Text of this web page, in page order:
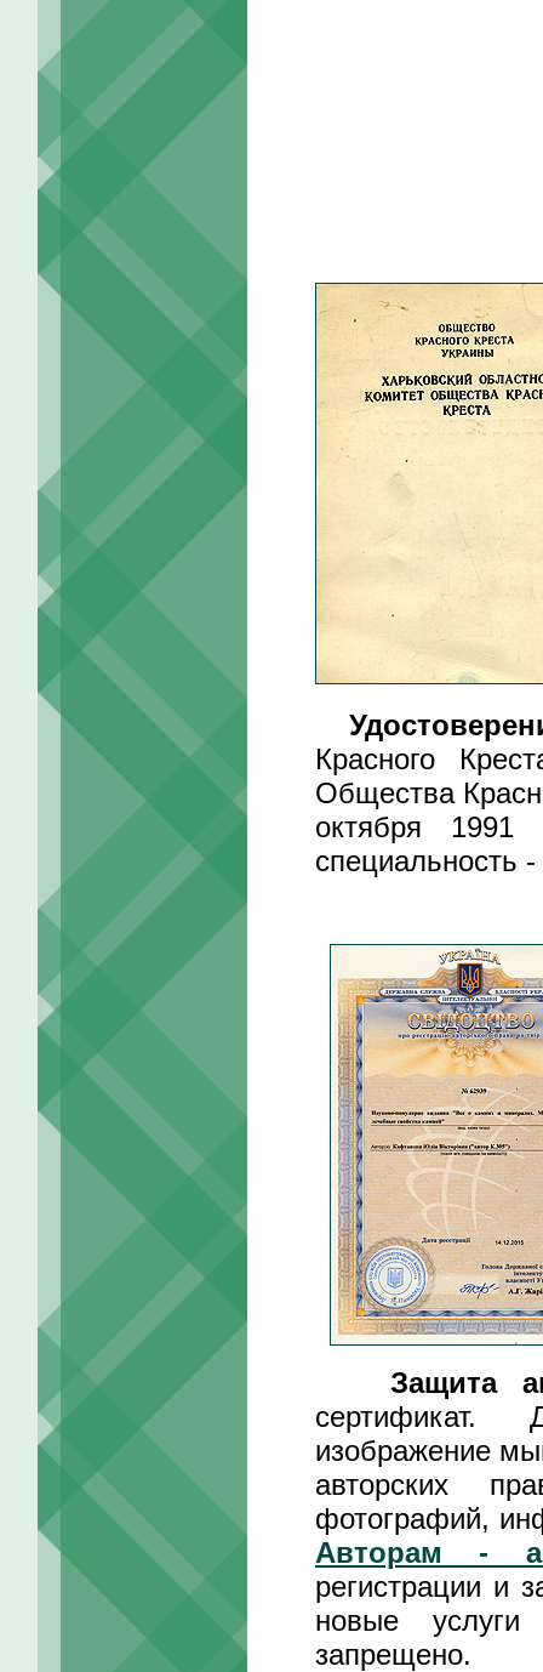
Красного
Общества
октября 1991
специальность
Защита
сертификат.
изображение
авторских
фотографий,
Авторам -
регистрации и
новые
запрещено.